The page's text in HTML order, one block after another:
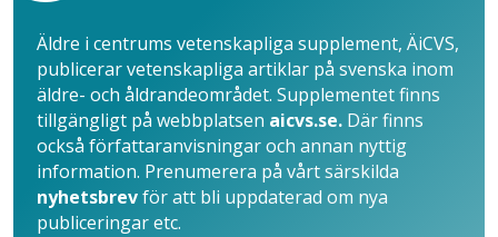
Äldre i centrums vetenskapliga supplement, ÄiCVS,
publicerar vetenskapliga artiklar på svenska inom
äldre- och åldrandeområdet. Supplementet finns
tillgängligt på webbplatsen aicvs.se. Där finns
också författaranvisningar och annan nyttig
information. Prenumerera på vårt särskilda
nyhetsbrevför att bli uppdaterad om nya
publiceringar etc.